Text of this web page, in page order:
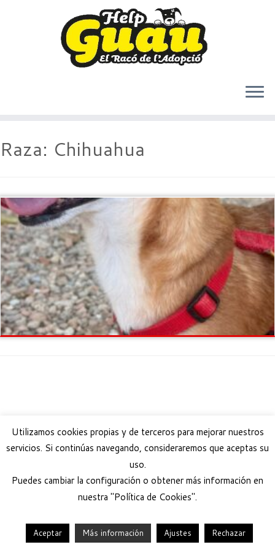
al
contenido
Raza: Chihuahua
© 2026 Help Guau ·Funciona con · Diseñado con el Tema Customizr
Utilizamos cookies propias y de terceros para mejorar nuestros
servicios. Si continúas navegando, consideraremos que aceptas su
uso.
Puedes cambiar la configuración o obtener más información en
nuestra "Política de Cookies".
Aceptar Más información Ajustes Rechazar